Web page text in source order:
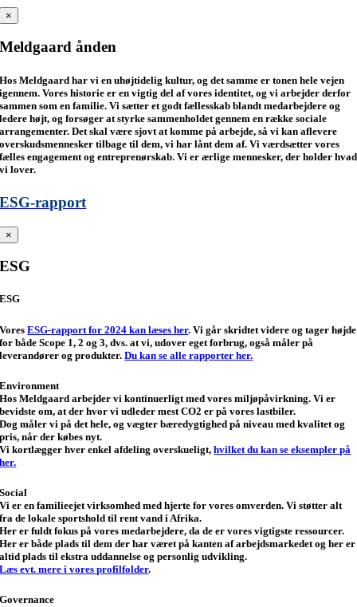
×
Meldgaard ånden
Hos Meldgaard har vi en uhøjtidelig kultur, og det samme er tonen hele vejen
igennem. Vores historie er en vigtig del af vores identitet, og vi arbejder derfor
sammen som en familie. Vi sætter et godt fællesskab blandt medarbejdere og
ledere højt, og forsøger at styrke sammenholdet gennem en række sociale
arrangementer. Det skal være sjovt at komme på arbejde, så vi kan aflevere
overskudsmennesker tilbage til dem, vi har lånt dem af. Vi værdsætter vores
fælles engagement og entreprenørskab. Vi er ærlige mennesker, der holder hvad
vi lover.
ESG-rapport
×
ESG
ESG
VoresESG-rapport for 2024 kan læses her. Vi går skridtet videre og tager højde
for både Scope 1, 2 og 3, dvs. at vi, udover eget forbrug, også måler på
leverandører og produkter.Du kan se alle rapporter her.
Environment
Hos Meldgaard arbejder vi kontinuerligt med vores miljøpåvirkning. Vi er
bevidste om, at der hvor vi udleder mest CO2 er på vores lastbiler.
Dog måler vi på det hele, og vægter bæredygtighed på niveau med kvalitet og
pris, når der købes nyt.
Vi kortlægger hver enkel afdeling overskueligt,hvilket du kan se eksempler på
her.
Social
Vi er en familieejet virksomhed med hjerte for vores omverden. Vi støtter alt
fra de lokale sportshold til rent vand i Afrika.
Her er fuldt fokus på vores medarbejdere, da de er vores vigtigste ressourcer.
Her er både plads til dem der har været på kanten af arbejdsmarkedet og her er
altid plads til ekstra uddannelse og personlig udvikling.
Læs evt. mere i vores profilfolder.
Governance